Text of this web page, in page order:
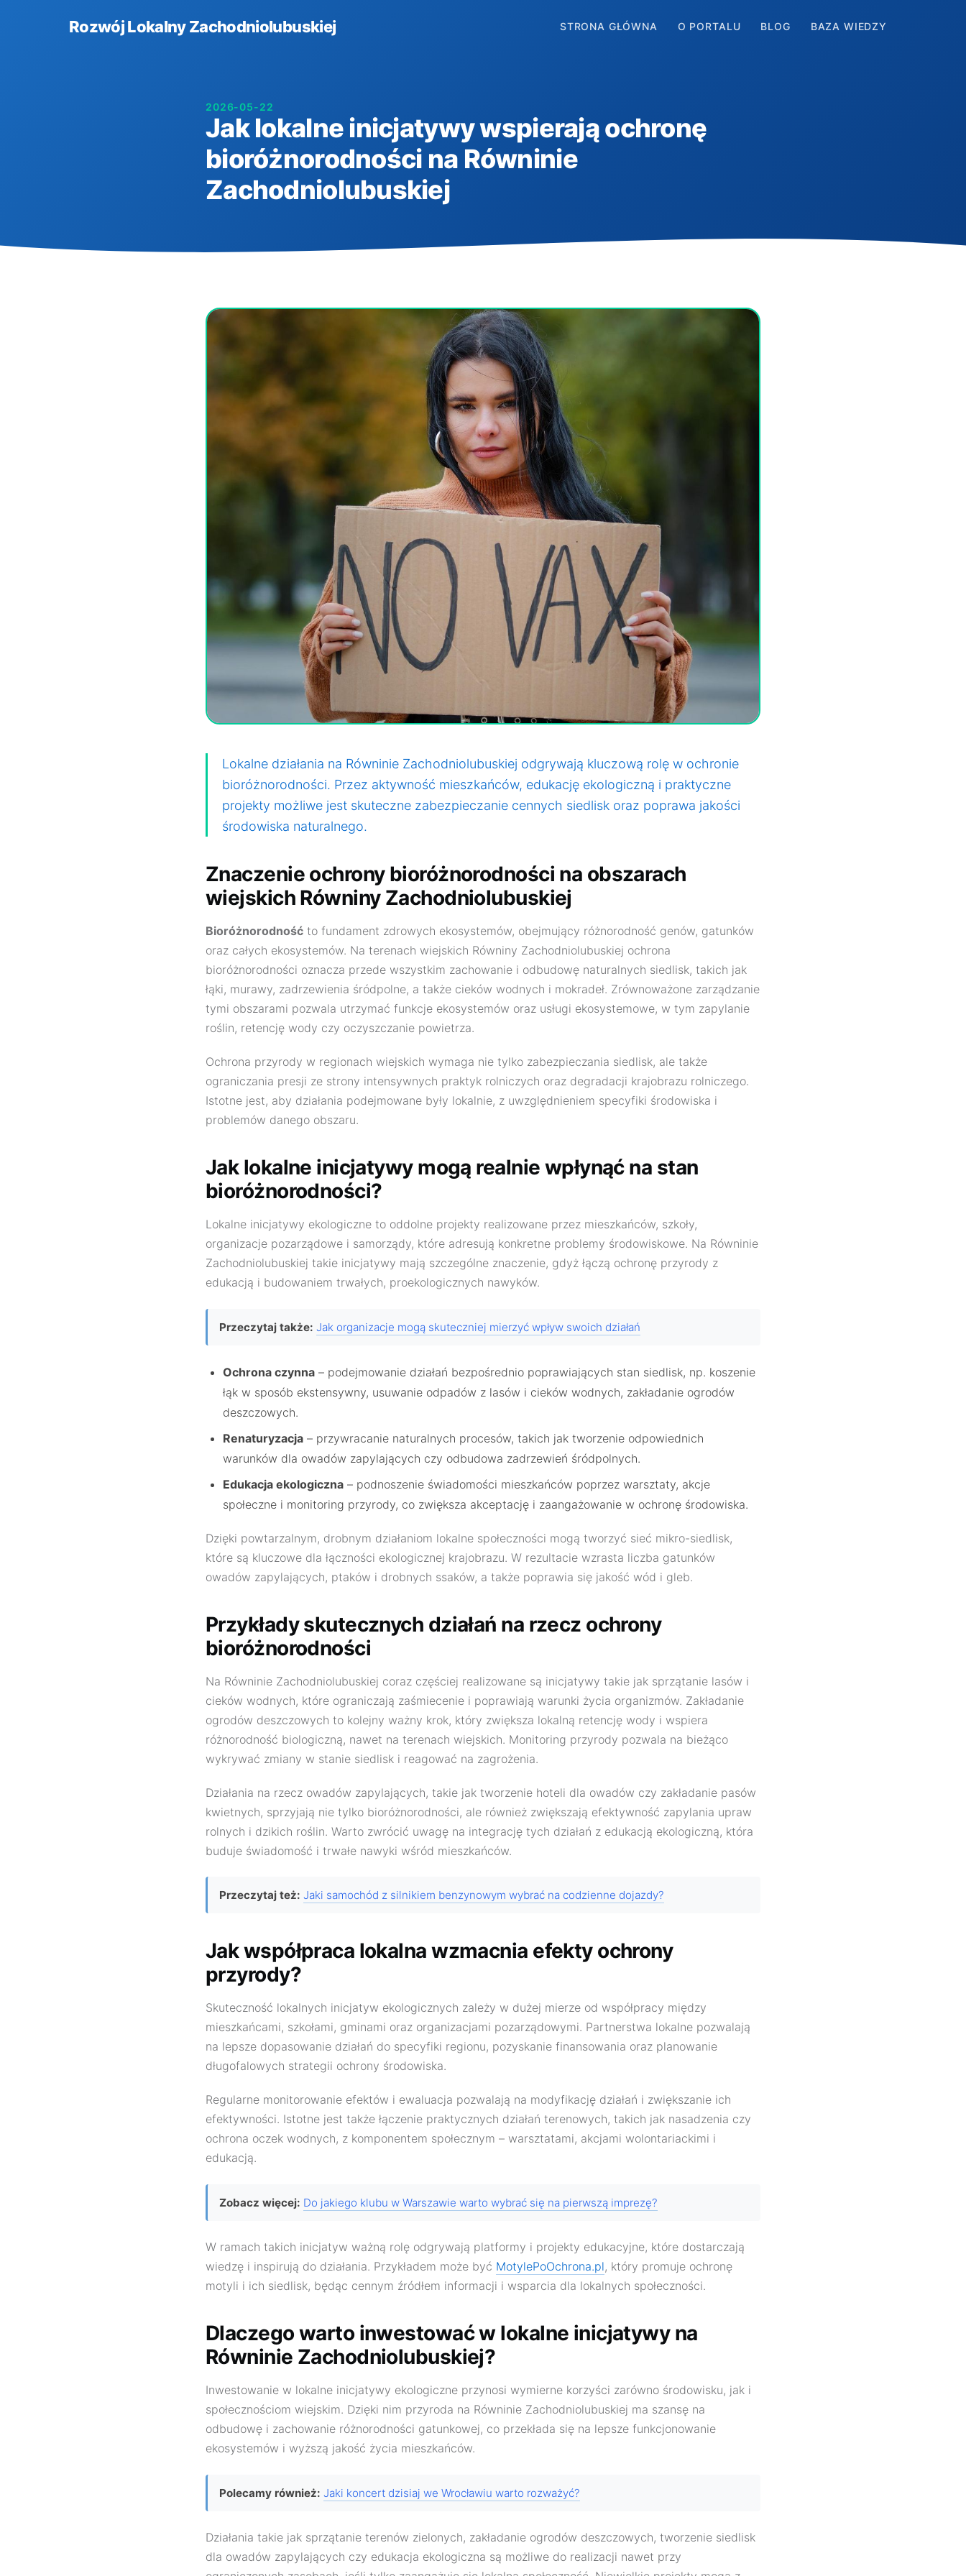
Rozwój Lokalny Zachodniolubuskiej STRONA GŁÓWNA O PORTALU BLOG BAZA WIEDZY
2026-05-22
Jak lokalne inicjatywy wspierają ochronę
bioróżnorodności na Równinie
Zachodniolubuskiej
Lokalne działania na Równinie Zachodniolubuskiej odgrywają kluczową rolę w ochronie
bioróżnorodności. Przez aktywność mieszkańców, edukację ekologiczną i praktyczne
projekty możliwe jest skuteczne zabezpieczanie cennych siedlisk oraz poprawa jakości
środowiska naturalnego.
Znaczenie ochrony bioróżnorodności na obszarach
wiejskich Równiny Zachodniolubuskiej
Bioróżnorodność to fundament zdrowych ekosystemów, obejmujący różnorodność genów, gatunków
oraz całych ekosystemów. Na terenach wiejskich Równiny Zachodniolubuskiej ochrona
bioróżnorodności oznacza przede wszystkim zachowanie i odbudowę naturalnych siedlisk, takich jak
łąki, murawy, zadrzewienia śródpolne, a także cieków wodnych i mokradeł. Zrównoważone zarządzanie
tymi obszarami pozwala utrzymać funkcje ekosystemów oraz usługi ekosystemowe, w tym zapylanie
roślin, retencję wody czy oczyszczanie powietrza.
Ochrona przyrody w regionach wiejskich wymaga nie tylko zabezpieczania siedlisk, ale także
ograniczania presji ze strony intensywnych praktyk rolniczych oraz degradacji krajobrazu rolniczego.
Istotne jest, aby działania podejmowane były lokalnie, z uwzględnieniem specyfiki środowiska i
problemów danego obszaru.
Jak lokalne inicjatywy mogą realnie wpłynąć na stan
bioróżnorodności?
Lokalne inicjatywy ekologiczne to oddolne projekty realizowane przez mieszkańców, szkoły,
organizacje pozarządowe i samorządy, które adresują konkretne problemy środowiskowe. Na Równinie
Zachodniolubuskiej takie inicjatywy mają szczególne znaczenie, gdyż łączą ochronę przyrody z
edukacją i budowaniem trwałych, proekologicznych nawyków.
Przeczytaj także: Jak organizacje mogą skuteczniej mierzyć wpływ swoich działań
Ochrona czynna – podejmowanie działań bezpośrednio poprawiających stan siedlisk, np. koszenie
łąk w sposób ekstensywny, usuwanie odpadów z lasów i cieków wodnych, zakładanie ogrodów
deszczowych.
Renaturyzacja – przywracanie naturalnych procesów, takich jak tworzenie odpowiednich
warunków dla owadów zapylających czy odbudowa zadrzewień śródpolnych.
Edukacja ekologiczna – podnoszenie świadomości mieszkańców poprzez warsztaty, akcje
społeczne i monitoring przyrody, co zwiększa akceptację i zaangażowanie w ochronę środowiska.
Dzięki powtarzalnym, drobnym działaniom lokalne społeczności mogą tworzyć sieć mikro-siedlisk,
które są kluczowe dla łączności ekologicznej krajobrazu. W rezultacie wzrasta liczba gatunków
owadów zapylających, ptaków i drobnych ssaków, a także poprawia się jakość wód i gleb.
Przykłady skutecznych działań na rzecz ochrony
bioróżnorodności
Na Równinie Zachodniolubuskiej coraz częściej realizowane są inicjatywy takie jak sprzątanie lasów i
cieków wodnych, które ograniczają zaśmiecenie i poprawiają warunki życia organizmów. Zakładanie
ogrodów deszczowych to kolejny ważny krok, który zwiększa lokalną retencję wody i wspiera
różnorodność biologiczną, nawet na terenach wiejskich. Monitoring przyrody pozwala na bieżąco
wykrywać zmiany w stanie siedlisk i reagować na zagrożenia.
Działania na rzecz owadów zapylających, takie jak tworzenie hoteli dla owadów czy zakładanie pasów
kwietnych, sprzyjają nie tylko bioróżnorodności, ale również zwiększają efektywność zapylania upraw
rolnych i dzikich roślin. Warto zwrócić uwagę na integrację tych działań z edukacją ekologiczną, która
buduje świadomość i trwałe nawyki wśród mieszkańców.
Przeczytaj też: Jaki samochód z silnikiem benzynowym wybrać na codzienne dojazdy?
Jak współpraca lokalna wzmacnia efekty ochrony
przyrody?
Skuteczność lokalnych inicjatyw ekologicznych zależy w dużej mierze od współpracy między
mieszkańcami, szkołami, gminami oraz organizacjami pozarządowymi. Partnerstwa lokalne pozwalają
na lepsze dopasowanie działań do specyfiki regionu, pozyskanie finansowania oraz planowanie
długofalowych strategii ochrony środowiska.
Regularne monitorowanie efektów i ewaluacja pozwalają na modyfikację działań i zwiększanie ich
efektywności. Istotne jest także łączenie praktycznych działań terenowych, takich jak nasadzenia czy
ochrona oczek wodnych, z komponentem społecznym – warsztatami, akcjami wolontariackimi i
edukacją.
Zobacz więcej: Do jakiego klubu w Warszawie warto wybrać się na pierwszą imprezę?
W ramach takich inicjatyw ważną rolę odgrywają platformy i projekty edukacyjne, które dostarczają
wiedzę i inspirują do działania. Przykładem może być MotylePoOchrona.pl, który promuje ochronę
motyli i ich siedlisk, będąc cennym źródłem informacji i wsparcia dla lokalnych społeczności.
Dlaczego warto inwestować w lokalne inicjatywy na
Równinie Zachodniolubuskiej?
Inwestowanie w lokalne inicjatywy ekologiczne przynosi wymierne korzyści zarówno środowisku, jak i
społecznościom wiejskim. Dzięki nim przyroda na Równinie Zachodniolubuskiej ma szansę na
odbudowę i zachowanie różnorodności gatunkowej, co przekłada się na lepsze funkcjonowanie
ekosystemów i wyższą jakość życia mieszkańców.
Polecamy również: Jaki koncert dzisiaj we Wrocławiu warto rozważyć?
Działania takie jak sprzątanie terenów zielonych, zakładanie ogrodów deszczowych, tworzenie siedlisk
dla owadów zapylających czy edukacja ekologiczna są możliwe do realizacji nawet przy